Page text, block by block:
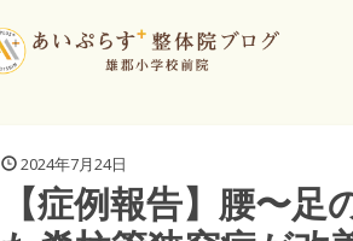
2024年7月24日
【症例報告】腰〜